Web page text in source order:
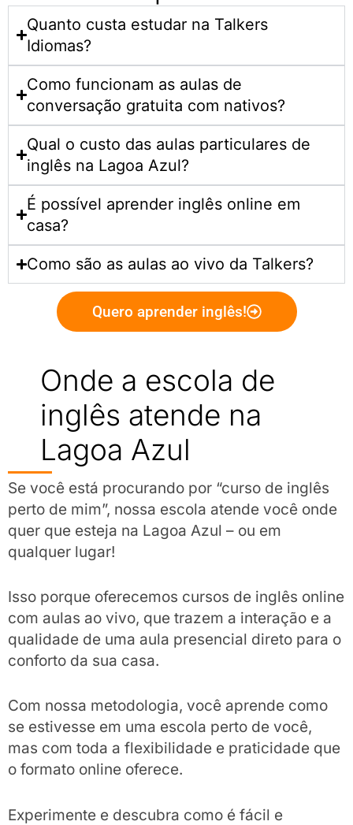
Quanto custa estudar na Talkers
Idiomas?​
Como funcionam as aulas de
conversação gratuita com nativos?
Qual o custo das aulas particulares de
inglês na Lagoa Azul?
É possível aprender inglês online em
casa?
Como são as aulas ao vivo da Talkers?
Quero aprender inglês!
Onde a escola de
inglês atende na
Lagoa Azul
Se você está procurando por “curso de inglês
perto de mim”, nossa escola atende você onde
quer que esteja na Lagoa Azul – ou em
qualquer lugar!
Isso porque oferecemos cursos de inglês online
com aulas ao vivo, que trazem a interação e a
qualidade de uma aula presencial direto para o
conforto da sua casa.
Com nossa metodologia, você aprende como
se estivesse em uma escola perto de você,
mas com toda a flexibilidade e praticidade que
o formato online oferece.
Experimente e descubra como é fácil e